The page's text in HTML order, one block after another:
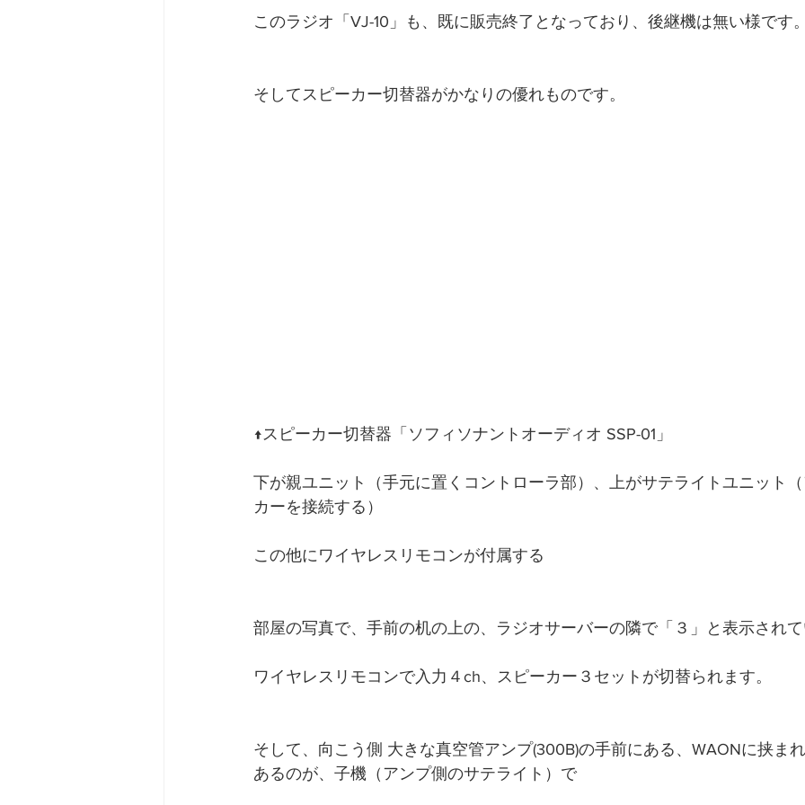
このラジオ「VJ-10」も、既に販売終了となっており、後継機は無い様です
そしてスピーカー切替器がかなりの優れものです。
↑スピーカー切替器「ソフィソナントオーディオ SSP-01」
下が親ユニット（手元に置くコントローラ部）、上がサテライトユニット
カーを接続する）
この他にワイヤレスリモコンが付属する
部屋の写真で、手前の机の上の、ラジオサーバーの隣で「３」と表示され
ワイヤレスリモコンで入力４ch、スピーカー３セットが切替られます。
そして、向こう側 大きな真空管アンプ(300B)の手前にある、WAONに挟ま
あるのが、子機（アンプ側のサテライト）で